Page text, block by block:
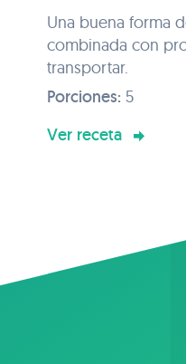
Una buena forma
combinada con
transportar.
Porciones: 5
Ver receta